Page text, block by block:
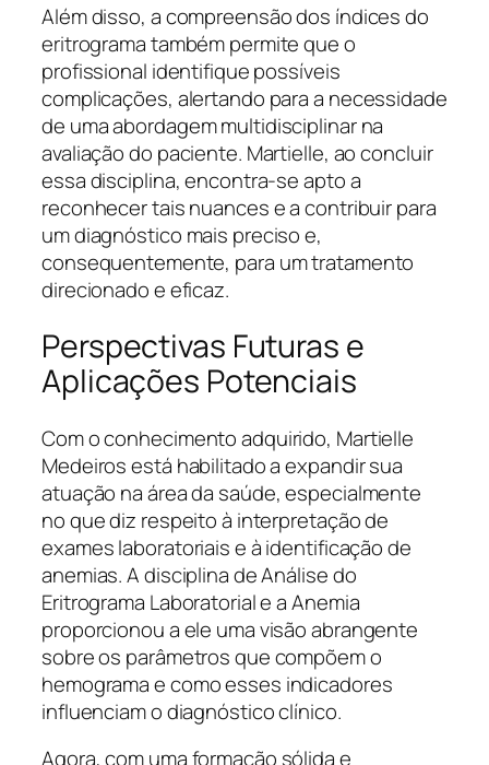
Além disso, a compreensão dos índices do
eritrograma também permite que o
profissional identifique possíveis
complicações, alertando para a necessidade
de uma abordagem multidisciplinar na
avaliação do paciente. Martielle, ao concluir
essa disciplina, encontra-se apto a
reconhecer tais nuances e a contribuir para
um diagnóstico mais preciso e,
consequentemente, para um tratamento
direcionado e eficaz.
Perspectivas Futuras e
Aplicações Potenciais
Com o conhecimento adquirido, Martielle
Medeiros está habilitado a expandir sua
atuação na área da saúde, especialmente
no que diz respeito à interpretação de
exames laboratoriais e à identificação de
anemias. A disciplina de Análise do
Eritrograma Laboratorial e a Anemia
proporcionou a ele uma visão abrangente
sobre os parâmetros que compõem o
hemograma e como esses indicadores
influenciam o diagnóstico clínico.
Agora, com uma formação sólida e